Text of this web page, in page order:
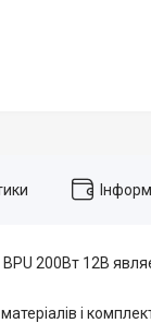
200Вт 12В
і